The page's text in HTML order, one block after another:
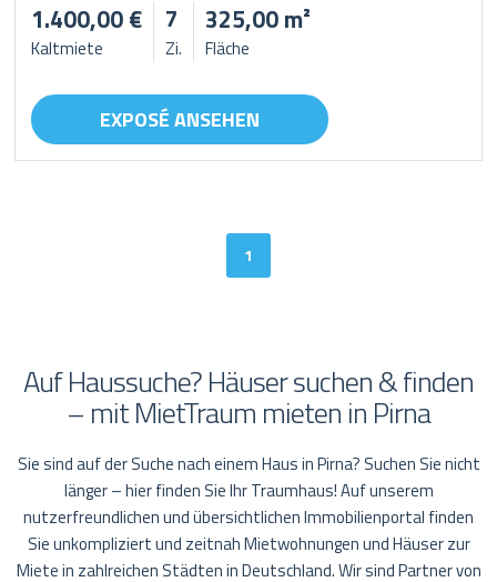
1.400,00 €
Kaltmiete
7
Zi.
325,00 m²
Fläche
EXPOSÉ ANSEHEN
1
Auf Haussuche? Häuser suchen & finden
– mit MietTraum mieten in Pirna
Sie sind auf der Suche nach einem Haus in Pirna? Suchen Sie nicht
länger – hier finden Sie Ihr Traumhaus! Auf unserem
nutzerfreundlichen und übersichtlichen Immobilienportal finden
Sie unkompliziert und zeitnah Mietwohnungen und Häuser zur
Miete in zahlreichen Städten in Deutschland. Wir sind Partner von